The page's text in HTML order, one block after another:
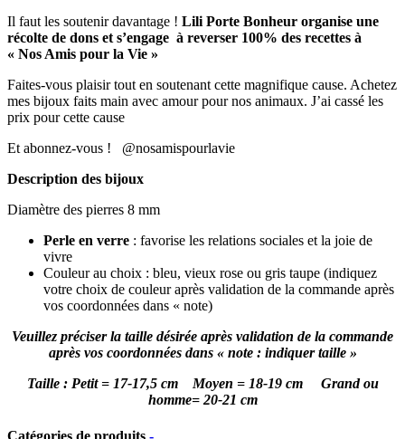
Il faut les soutenir davantage ! Lili Porte Bonheur organise une
récolte de dons et s’engage à reverser 100% des recettes à
« Nos Amis pour la Vie »
Faites-vous plaisir tout en soutenant cette magnifique cause. Achetez
mes bijoux faits main avec amour pour nos animaux. J’ai cassé les
prix pour cette cause
Et abonnez-vous ! @nosamispourlavie
Description des bijoux
Diamètre des pierres 8 mm
Perle en verre : favorise les relations sociales et la joie de
vivre
Couleur au choix : bleu, vieux rose ou gris taupe (indiquez
votre choix de couleur après validation de la commande après
vos coordonnées dans « note)
Veuillez préciser la taille désirée après validation de la commande
après vos coordonnées dans « note : indiquer taille »
Taille : Petit = 17-17,5 cm Moyen = 18-19 cm Grand ou
homme= 20-21 cm
Catégories de produits -